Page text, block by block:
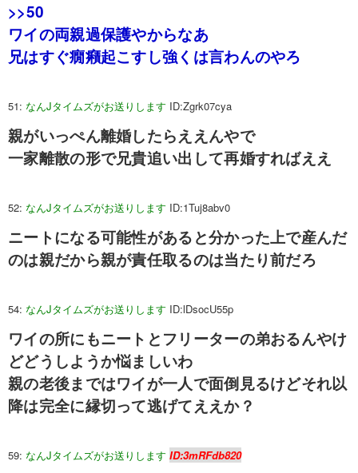
>>50
ワイの両親過保護やからなあ
兄はすぐ癇癪起こすし強くは言わんのやろ
51: なんJタイムズがお送りします ID:Zgrk07cya
親がいっぺん離婚したらええんやで
一家離散の形で兄貴追い出して再婚すればええ
52: なんJタイムズがお送りします ID:1Tuj8abv0
ニートになる可能性があると分かった上で産んだ
のは親だから親が責任取るのは当たり前だろ
54: なんJタイムズがお送りします ID:lDsocU55p
ワイの所にもニートとフリーターの弟おるんやけ
どどうしようか悩ましいわ
親の老後まではワイが一人で面倒見るけどそれ以
降は完全に縁切って逃げてええか？
59: なんJタイムズがお送りします ID:3mRFdb820